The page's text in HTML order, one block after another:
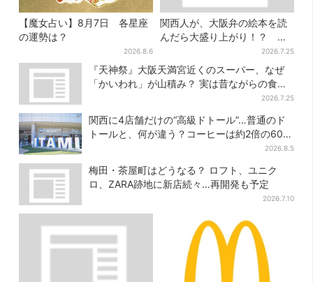
【魔女占い】8月7日 各星座
の運勢は？
2026.8.6
関西人が、大阪弁の絵本を読
んだら大盛り上がり！？ 書
店員が語る、“関西弁”絵本が
人気を集めるワケとは
2026.7.25
『天神祭』大阪天満宮近くのスーパー、なぜ
「かいわれ」が山積み？ 実は昔ながらの食文
2026.7.25
関西に4店舗だけの“高級ドトール”…普通のド
トールと、何が違う？コーヒーは約2倍の600
2026.8.5
梅田・茶屋町はどうなる？ ロフト、ユニク
ロ、ZARA跡地に新店続々…再開発も予定
2026.7.10